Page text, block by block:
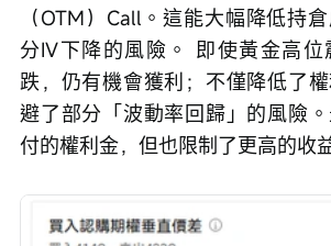
（OTM）Call。這能大幅降低持
分IV下降的風險。 即使黃金高位
跌，仍有機會獲利；不僅降低了
避了部分「波動率回歸」的風險
付的權利金，但也限制了更高的收